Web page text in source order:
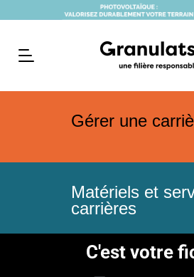
Gérer une
Matériels et
carrières
C'est votre